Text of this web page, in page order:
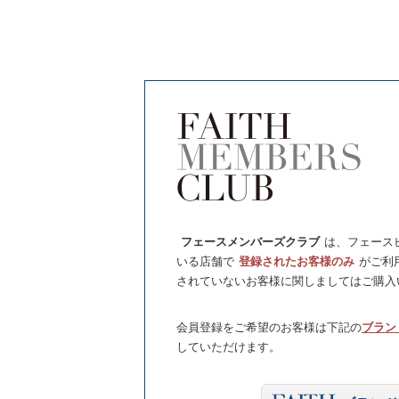
フェースメンバーズクラブ は、フェース
いる店舗で 登録されたお客様のみ がご利
されていないお客様に関しましてはご購
会員登録をご希望のお客様は下記のブラ
していただけます。